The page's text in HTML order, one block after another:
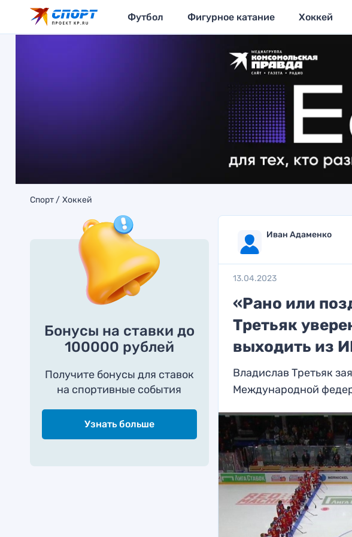
Футбол Фигурное катание Хоккей
Спорт Хоккей
Бонусы на ставки до
100000 рублей
Получите бонусы для ставок
на спортивные события
Узнать больше
Иван Адаменко
13.04.2023
«Рано или
Третьяк
выходить из
Владислав Третьяк
Международной